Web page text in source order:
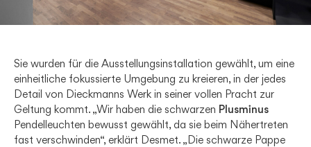
Sie wurden für die Ausstellungsinstallation gewählt, um eine
einheitliche fokussierte Umgebung zu kreieren, in der jedes
Detail von Dieckmanns Werk in seiner vollen Pracht zur
Geltung kommt. „Wir haben die schwarzen Plusminus
Pendelleuchten bewusst gewählt, da sie beim Nähertreten
fast verschwinden“, erklärt Desmet. „Die schwarze Pappe